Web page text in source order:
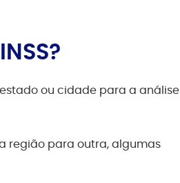
ou cidade para a análise
região para outra, algumas